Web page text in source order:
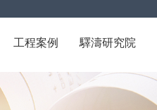
工程案例 驛濤研究院